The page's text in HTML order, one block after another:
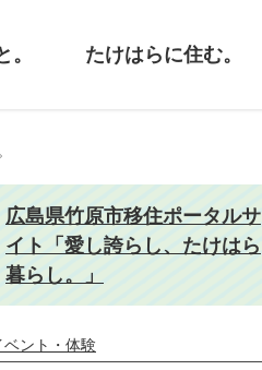
たけはらに住む。
広島県竹原市移住ポータルサ
イト「愛し誇らし、たけはら
暮らし。」
ベント・体験